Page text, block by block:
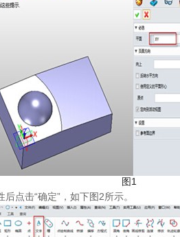
图1
点击“确定”，如下图2所示。